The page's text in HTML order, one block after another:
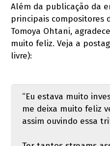
Além da publicação da
principais compositores
Tomoya Ohtani,
muito feliz. Veja a
livre):
“Eu estava muito
me deixa muito feliz
assim ouvindo essa